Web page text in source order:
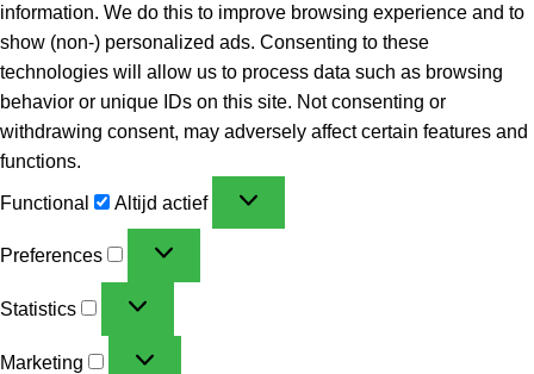
information. We do this to improve browsing experience and to
show (non-) personalized ads. Consenting to these
technologies will allow us to process data such as browsing
behavior or unique IDs on this site. Not consenting or
withdrawing consent, may adversely affect certain features and
functions.
Functional Altijd actief
Preferences
Statistics
Marketing